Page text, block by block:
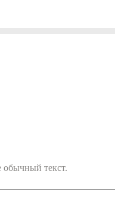
обычный текст.